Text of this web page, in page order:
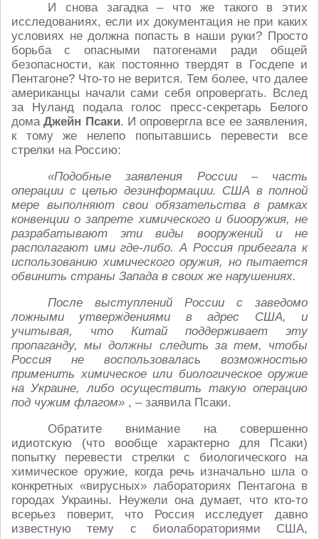
И снова загадка – что же такого в этих
исследованиях, если их документация не при каких
условиях не должна попасть в наши руки? Просто
борьба с опасными патогенами ради общей
безопасности, как постоянно твердят в Госдепе и
Пентагоне? Что-то не верится. Тем более, что далее
американцы начали сами себя опровергать. Вслед
за Нуланд подала голос пресс-секретарь Белого
домаДжейн Псаки. И опровергла все ее заявления,
к тому же нелепо попытавшись перевести все
стрелки на Россию:
«Подобные заявления России – часть
операции с целью дезинформации. США в полной
мере выполняют свои обязательства в рамках
конвенции о запрете химического и биооружия, не
разрабатывают эти виды вооружений и не
располагают ими где-либо. А Россия прибегала к
использованию химического оружия, но пытается
обвинить страны Запада в своих же нарушениях.
После выступлений России с заведомо
ложными утверждениями в адрес США, и
учитывая, что Китай поддерживает эту
пропаганду, мы должны следить за тем, чтобы
Россия не воспользовалась возможностью
применить химическое или биологическое оружие
на Украине, либо осуществить такую операцию
под чужим флагом» , – заявила Псаки.
Обратите внимание на совершенно
идиотскую (что вообще характерно для Псаки)
попытку перевести стрелки с биологического на
химическое оружие, когда речь изначально шла о
конкретных «вирусных» лабораториях Пентагона в
городах Украины. Неужели она думает, что кто-то
всерьез поверит, что Россия исследует давно
известную тему с биолабораториями США,